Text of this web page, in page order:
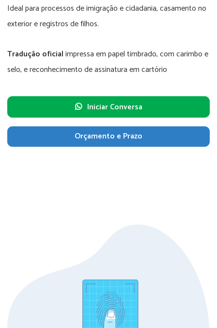
Ideal para processos de imigração e cidadania, casamento no
exterior e registros de filhos.
Tradução oficialimpressa em papel timbrado, com carimbo e
selo, e reconhecimento de assinatura em cartório
Iniciar Conversa
Orçamento e Prazo